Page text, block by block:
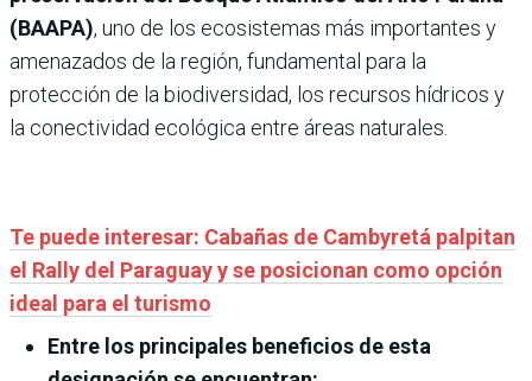
(BAAPA), uno de los ecosistemas más importantes y
amenazados de la región, fundamental para la
protección de la biodiversidad, los recursos hídricos y
la conectividad ecológica entre áreas naturales.
Te puede interesar: Cabañas de Cambyretá palpitan
el Rally del Paraguay y se posicionan como opción
ideal para el turismo
Entre los principales beneficios de esta